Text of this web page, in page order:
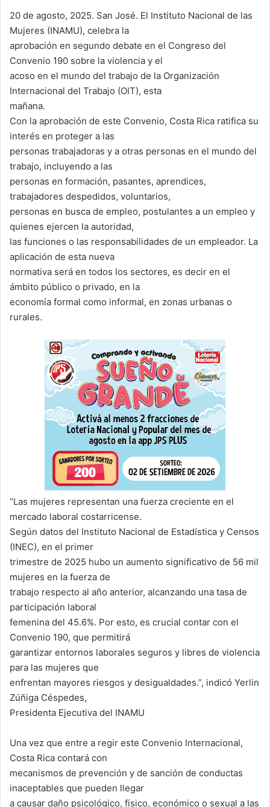
20 de agosto, 2025. San José. El Instituto Nacional de las
Mujeres (INAMU), celebra la
aprobación en segundo debate en el Congreso del
Convenio 190 sobre la violencia y el
acoso en el mundo del trabajo de la Organización
Internacional del Trabajo (OIT), esta
mañana.
Con la aprobación de este Convenio, Costa Rica ratifica su
interés en proteger a las
personas trabajadoras y a otras personas en el mundo del
trabajo, incluyendo a las
personas en formación, pasantes, aprendices,
trabajadores despedidos, voluntarios,
personas en busca de empleo, postulantes a un empleo y
quienes ejercen la autoridad,
las funciones o las responsabilidades de un empleador. La
aplicación de esta nueva
normativa será en todos los sectores, es decir en el
ámbito público o privado, en la
economía formal como informal, en zonas urbanas o
rurales.
“Las mujeres representan una fuerza creciente en el
mercado laboral costarricense.
Según datos del Instituto Nacional de Estadística y Censos
(INEC), en el primer
trimestre de 2025 hubo un aumento significativo de 56 mil
mujeres en la fuerza de
trabajo respecto al año anterior, alcanzando una tasa de
participación laboral
femenina del 45.6%. Por esto, es crucial contar con el
Convenio 190, que permitirá
garantizar entornos laborales seguros y libres de violencia
para las mujeres que
enfrentan mayores riesgos y desigualdades.”, indicó Yerlin
Zúñiga Céspedes,
Presidenta Ejecutiva del INAMU
Una vez que entre a regir este Convenio Internacional,
Costa Rica contará con
mecanismos de prevención y de sanción de conductas
inaceptables que pueden llegar
a causar daño psicológico, físico, económico o sexual a las